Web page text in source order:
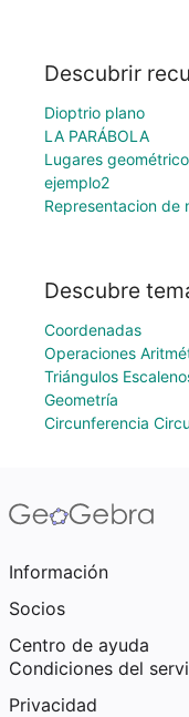
Descubrir
Dioptrio plano
LA PARÁBOLA
Lugares
ejemplo2
Representacion de
Descubre
Coordenadas
Operaciones
Triángulos
Geometría
Circunferencia
Información
Socios
Centro de ayuda
Condiciones del
Privacidad